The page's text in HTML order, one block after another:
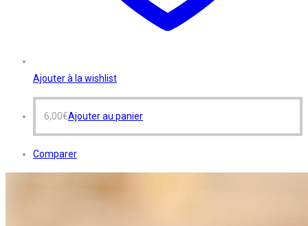
Ajouter à la wishlist
6,00€Ajouter au panier
Comparer